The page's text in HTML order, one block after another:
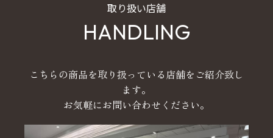
取り扱い店舗
HANDLING
こちらの商品を取り扱っている店舗をご紹介致し
ます。
お気軽にお問い合わせください。